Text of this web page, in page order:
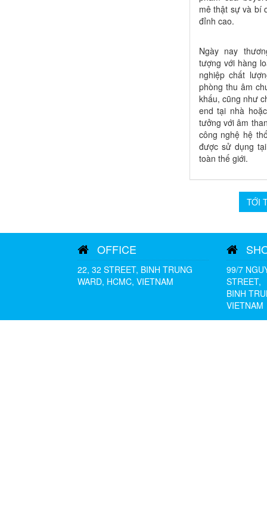
mê thật sự và bí
đỉnh cao.
Ngày nay
tượng với hàng
nghiệp chất
phòng thu âm
khấu, cũng như
end tại nhà
tưởng với âm
công nghệ hệ
được sử dụng
toàn thế giới.
TỚI
OFFICE
22, 32 STREET, BINH TRUNG
WARD, HCMC, VIETNAM
99/7
STREET,
BINH
VIETNAM